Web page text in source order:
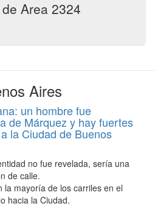
Area 2324
Aires
un hombre fue
de Márquez y hay fuertes
la Ciudad de Buenos
no fue revelada, sería una
de calle.
la mayoría de los carriles en el
hacia la Ciudad.